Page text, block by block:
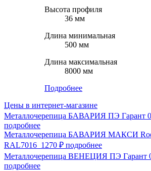
Высота профиля
36 мм
Длина минимальная
500 мм
Длина максимальная
8000 мм
Подробнее
Цены в интернет-магазине
Металлочерепица БАВАРИЯ ПЭ Гарант
подробнее
Металлочерепица БАВАРИЯ МАКСИ
RAL7016 1270 ₽ подробнее
Металлочерепица ВЕНЕЦИЯ ПЭ Гарант
подробнее